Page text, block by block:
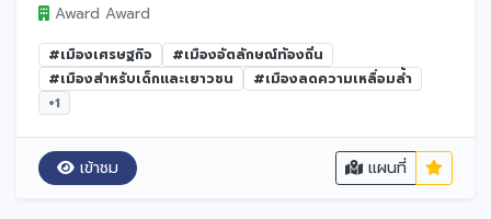
Award Award
#เมืองเศรษฐกิจ
#เมืองอัตลักษณ์ท้องถิ่น
#เมืองสำหรับเด็กและเยาวชน
#เมืองลดความเหลื่อมล้ำ
+1
เข้าชม แผนที่